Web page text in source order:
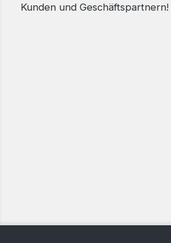
Kunden und Geschäftspartnern!